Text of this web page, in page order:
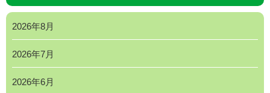
2026年8月
2026年7月
2026年6月